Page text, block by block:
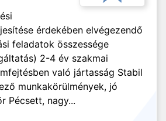
érdekében elvégezendő
feladatok összessége
2-4 év szakmai
való jártasság Stabil
munkakörülmények, jó
Pécsett, nagy...